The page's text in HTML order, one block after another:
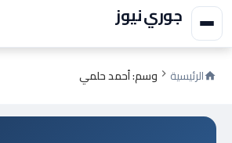
جوري نيوز
الرئيسية وسم: أحمد حلمي